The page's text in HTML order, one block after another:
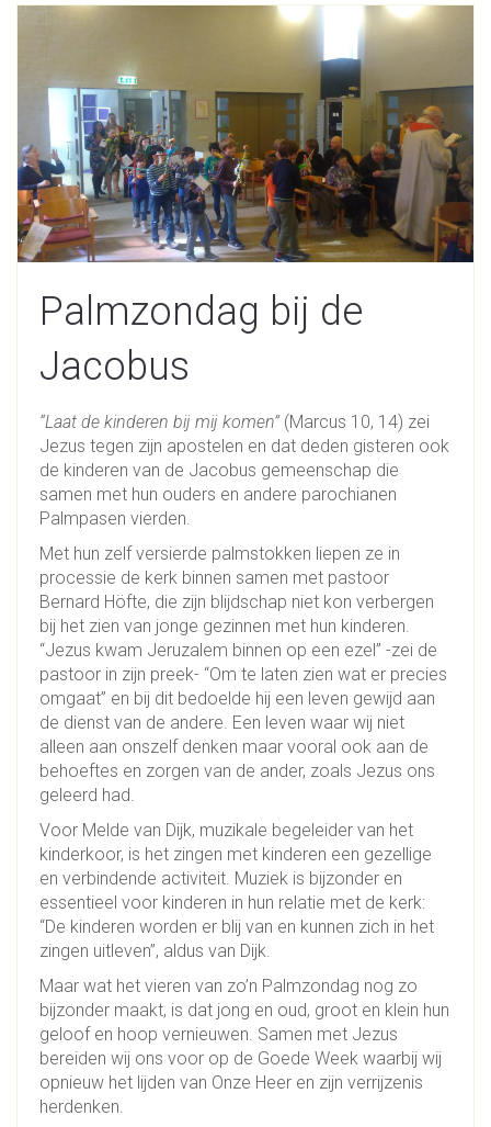
Palmzondag bij de
Jacobus
“Laat de kinderen bij mij komen”(Marcus 10, 14) zei
Jezus tegen zijn apostelen en dat deden gisteren ook
de kinderen van de Jacobus gemeenschap die
samen met hun ouders en andere parochianen
Palmpasen vierden.
Met hun zelf versierde palmstokken liepen ze in
processie de kerk binnen samen met pastoor
Bernard Höfte, die zijn blijdschap niet kon verbergen
bij het zien van jonge gezinnen met hun kinderen.
“Jezus kwam Jeruzalem binnen op een ezel” -zei de
pastoor in zijn preek- “Om te laten zien wat er precies
omgaat” en bij dit bedoelde hij een leven gewijd aan
de dienst van de andere. Een leven waar wij niet
alleen aan onszelf denken maar vooral ook aan de
behoeftes en zorgen van de ander, zoals Jezus ons
geleerd had.
Voor Melde van Dijk, muzikale begeleider van het
kinderkoor, is het zingen met kinderen een gezellige
en verbindende activiteit. Muziek is bijzonder en
essentieel voor kinderen in hun relatie met de kerk:
“De kinderen worden er blij van en kunnen zich in het
zingen uitleven”, aldus van Dijk.
Maar wat het vieren van zo’n Palmzondag nog zo
bijzonder maakt, is dat jong en oud, groot en klein hun
geloof en hoop vernieuwen. Samen met Jezus
bereiden wij ons voor op de Goede Week waarbij wij
opnieuw het lijden van Onze Heer en zijn verrijzenis
herdenken.